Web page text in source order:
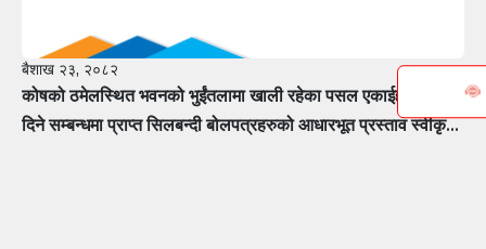
बैशाख २३, २०८२
कोषको ठमेलस्थित भवनको भुईंतलामा खाली रहेका पसल एकाईहरु भाडामा
दिने सम्बन्धमा प्राप्त सिलबन्दी बोलपत्रहरुको आधारभूत प्रस्ताव स्वीकृत